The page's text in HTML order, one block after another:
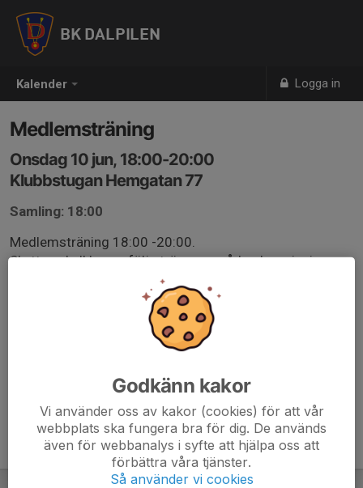
Kalender Logga in
BK DALPILEN
Medlemsträning
Onsdag 10 jun, 18:00-20:00
Klubbstugan Hemgatan 77
Samling: 18:00
Medlemsträning 18:00 -20:00.
Skytten skall kunna följa tränarens råd och anvisningar.
Barn under 10 år skall ha vårdnadshavare med sig under
Godkänn kakor
Vi använder oss av kakor (cookies) för att vår
webbplats ska fungera bra för dig. De används
även för webbanalys i syfte att hjälpa oss att
förbättra våra tjänster.
Så använder vi cookies